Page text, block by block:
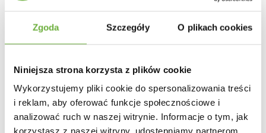
Zgoda Szczegóły O plikach cookies
Niniejsza strona korzysta z plików cookie
Wykorzystujemy pliki cookie do spersonalizowania treści
i reklam, aby oferować funkcje społecznościowe i
analizować ruch w naszej witrynie. Informacje o tym, jak
korzystasz z naszej witryny, udostępniamy partnerom
KRZESŁO OBROTOWE KARA BEŻOWE